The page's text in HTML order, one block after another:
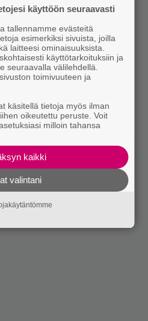
käyttöön seuraavasti
tallennamme evästeitä
esimerkiksi sivuista, joilla
laitteesi ominaisuuksista.
käyttötarkoituksiin ja
seuraavalla välilehdellä.
toimivuuteen ja
käsitellä tietoja myös ilman
oikeutettu peruste. Voit
milloin tahansa
kaikki
valintani